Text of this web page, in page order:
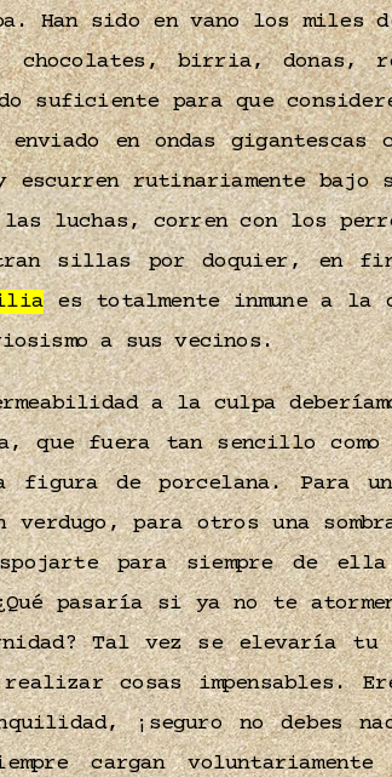
Han sido en vano los miles
chocolates, birria, donas,
suficiente para que
en ondas gigantescas
escurren rutinariamente
luchas, corren con los
sillas por doquier, en
es totalmente inmune a la
a sus vecinos.
a la culpa
que fuera tan sencillo
figura de porcelana. Para
verdugo, para otros una
para siempre de
¿Qué pasaría si ya no te
Tal vez se elevaría tu
cosas impensables.
¡seguro no debes
cargan voluntariamente